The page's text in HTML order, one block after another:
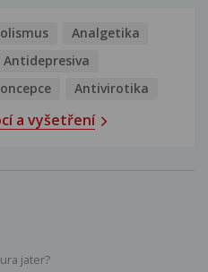
Analgetika
Antidepresiva
Antivirotika
a vyšetření
jater?